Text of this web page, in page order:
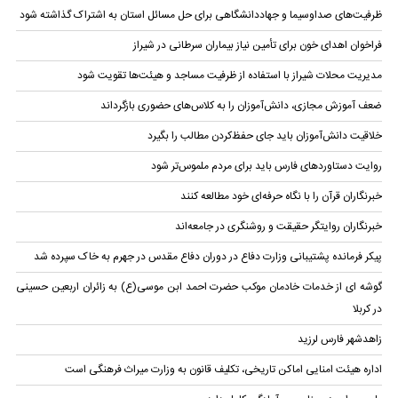
ظرفیت‌های صداوسیما و جهاددانشگاهی برای حل مسائل استان به اشتراک گذاشته شود
فراخوان اهدای خون برای تأمین نیاز بیماران سرطانی در شیراز
مدیریت محلات شیراز با استفاده از ظرفیت مساجد و هیئت‌ها تقویت شود
ضعف آموزش مجازی، دانش‌آموزان را به کلاس‌های حضوری بازگرداند
خلاقیت دانش‌آموزان باید جای حفظ‌کردن مطالب را بگیرد
روایت دستاوردهای فارس باید برای مردم ملموس‌تر شود
خبرنگاران قرآن را با نگاه حرفه‌ای خود مطالعه کنند
خبرنگاران روایتگر حقیقت و روشنگری در جامعه‌اند
پیکر فرمانده پشتیبانی وزارت دفاع در دوران دفاع مقدس در جهرم به خاک سپرده شد
گوشه ای از خدمات خادمان موکب حضرت احمد ابن موسی(ع) به زائران اربعین حسینی
در کربلا
زاهدشهر فارس لرزید
اداره هیئت‌ امنایی اماکن تاریخی، تکلیف قانون به وزارت میراث فرهنگی است